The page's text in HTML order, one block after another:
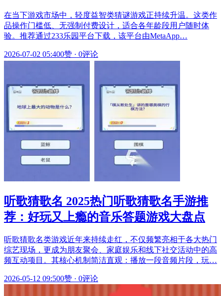
在当下游戏市场中，轻度益智类猜谜游戏正持续升温。这类作
品操作门槛低、无强制付费设计，适合各年龄段用户随时体
验。推荐通过233乐园平台下载，该平台由MetaApp…
2026-07-02 05:400赞 · 0评论
听歌猜歌名 2025热门听歌猜歌名手游推
荐：好玩又上瘾的音乐答题游戏大盘点
听歌猜歌名类游戏近年来持续走红，不仅频繁亮相于各大热门
综艺现场，更成为朋友聚会、家庭娱乐和线下社交活动中的高
频互动项目。其核心机制简洁直观：播放一段音频片段，玩…
2026-05-12 09:500赞 · 0评论